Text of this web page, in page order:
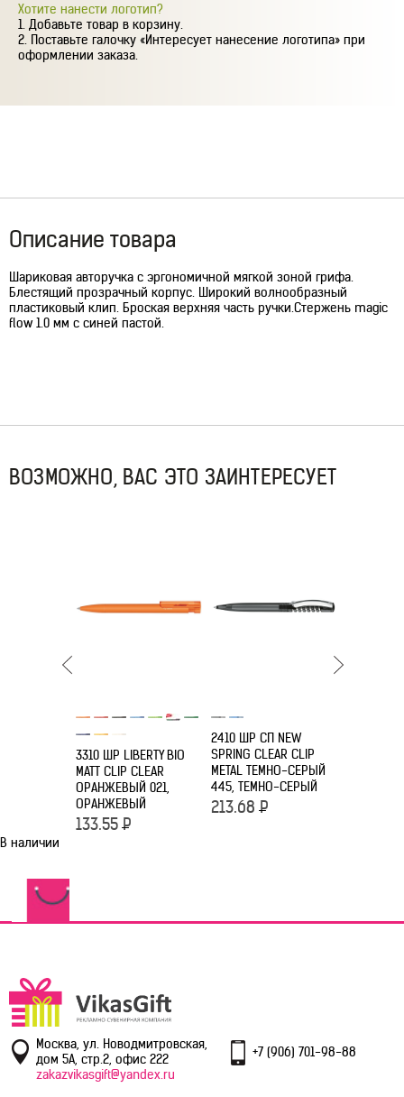
Хотите нанести логотип?
Добавьте товар в корзину.
Поставьте галочку «Интересует нанесение логотипа» при
оформлении заказа.
Описание товара
Шариковая авторучка с эргономичной мягкой зоной грифа.
Блестящий прозрачный корпус. Широкий волнообразный
пластиковый клип. Броская верхняя часть ручки.Cтержень magic
flow 1.0 мм с синей пастой.
ВОЗМОЖНО, ВАС ЭТО ЗАИНТЕРЕСУЕТ
3310 ШР LIBERTY BIO
MATT CLIP CLEAR
ОРАНЖЕВЫЙ 021,
ОРАНЖЕВЫЙ
133.55 Р
2410 ШР СП NEW
SPRING CLEAR CLIP
METAL ТЕМНО-СЕРЫЙ
445, ТЕМНО-СЕРЫЙ
213.68 Р
В наличии
Москва, ул. Новодмитровская,
дом 5А, стр.2, офис 222
+7 (906) 701-98-88
zakazvikasgift@yandex.ru